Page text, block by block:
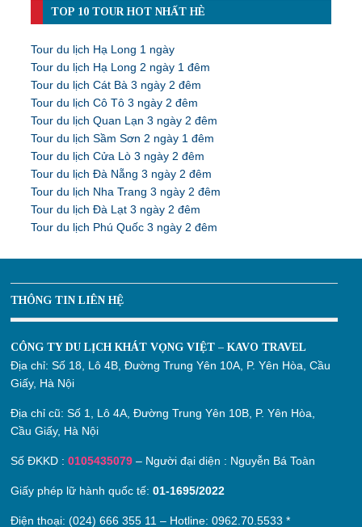
TOP 10 TOUR HOT NHẤT HÈ
Tour du lịch Hạ Long 1 ngày
Tour du lịch Hạ Long 2 ngày 1 đêm
Tour du lịch Cát Bà 3 ngày 2 đêm
Tour du lịch Cô Tô 3 ngày 2 đêm
Tour du lịch Quan Lạn 3 ngày 2 đêm
Tour du lịch Sầm Sơn 2 ngày 1 đêm
Tour du lịch Cửa Lò 3 ngày 2 đêm
Tour du lịch Đà Nẵng 3 ngày 2 đêm
Tour du lịch Nha Trang 3 ngày 2 đêm
Tour du lịch Đà Lạt 3 ngày 2 đêm
Tour du lịch Phú Quốc 3 ngày 2 đêm
THÔNG TIN LIÊN HỆ
CÔNG TY DU LỊCH KHÁT VỌNG VIỆT – KAVO TRAVEL
Địa chỉ:Số 18, Lô 4B, Đường Trung Yên 10A, P. Yên Hòa, Cầu
Giấy, Hà Nội
Địa chỉ cũ:Số 1, Lô 4A, Đường Trung Yên 10B, P. Yên Hòa,
Cầu Giấy, Hà Nội
Số ĐKKD :0105435079 – Người đại diện : Nguyễn Bá Toàn
Giấy phép lữ hành quốc tế:01-1695/2022
Điện thoại: (024) 666 355 11 – Hotline:0962.70.5533 *